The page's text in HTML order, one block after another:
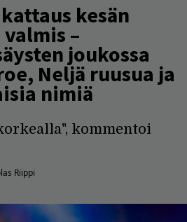
kesän
–
joukossa
Neljä ruusua ja
nimiä
kommentoi
Riippi